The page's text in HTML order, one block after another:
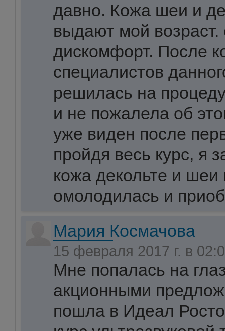
давно. Кожа шеи и
выдают мой возраст.
дискомфорт. После
специалистов
решилась на
и не пожалела об
уже виден после
пройдя весь курс, я
кожа декольте и шеи
омолодилась и
Мария Космачова
15 февраля 2017 г. в
Мне попалась на
акционными
пошла в Идеал